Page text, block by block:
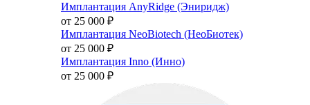
Имплантация AnyRidge (Эниридж)
от 25 000 ₽
Имплантация NeoBiotech (НеоБиотек)
от 25 000 ₽
Имплантация Inno (Инно)
от 25 000 ₽